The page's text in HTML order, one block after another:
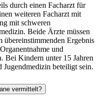
durch einen Facharzt für
weiteren Facharzt mit
mit schweren
Beide Ärzte müssen
übereinstimmenden Ergebnis
und
Bei Kindern unter 15 Jahren
beteiligt sein.
vermittelt?